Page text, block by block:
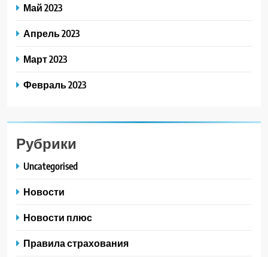
Май 2023
Апрель 2023
Март 2023
Февраль 2023
Рубрики
Uncategorised
Новости
Новости плюс
Правила страхования